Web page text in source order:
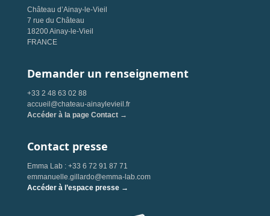
Château d’Ainay-le-Vieil
7 rue du Château
18200 Ainay-le-Vieil
FRANCE
Demander un renseignement
+33 2 48 63 02 88
accueil@chateau-ainaylevieil.fr
Accéder à la page Contact →
Contact presse
Emma Lab : +33 6 72 91 87 71
emmanuelle.gillardo@emma-lab.com
Accéder à l’espace presse →